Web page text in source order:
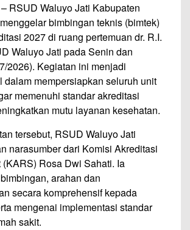
RSUD Waluyo Jati Kabupaten
bimbingan teknis (bimtek)
2027 di ruang pertemuan dr. R.I.
Waluyo Jati pada Senin dan
2026). Kegiatan ini menjadi
dalam mempersiapkan seluruh unit
memenuhi standar akreditasi
mutu layanan kesehatan.
tersebut, RSUD Waluyo Jati
narasumber dari Komisi Akreditasi
Rosa Dwi Sahati. Ia
arahan dan
secara komprehensif kepada
mengenai implementasi standar
sakit.